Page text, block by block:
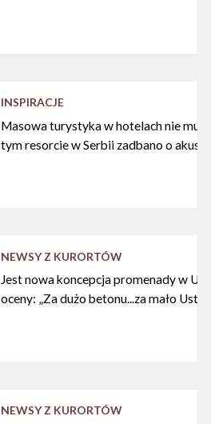
INSPIRACJE
Masowa turystyka w hotelach nie musi
tym resorcie w Serbii zadbano o
NEWSY Z KURORTÓW
Jest nowa koncepcja promenady w
oceny: „Za dużo betonu...za mało
NEWSY Z KURORTÓW